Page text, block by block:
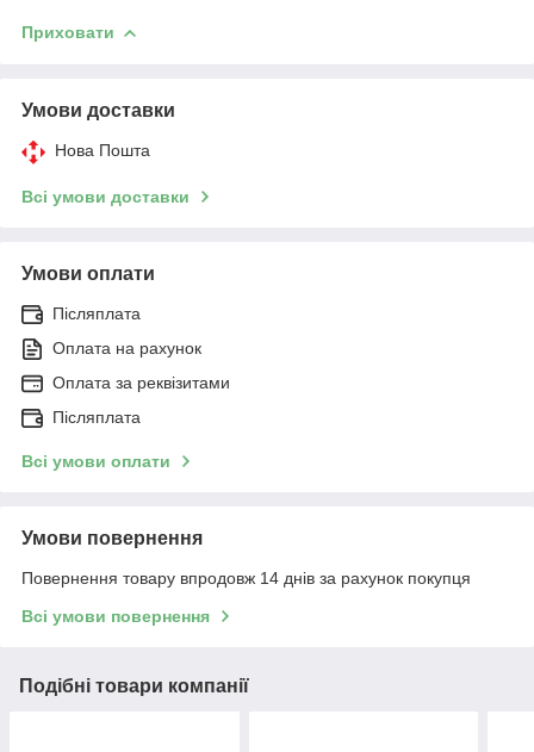
Приховати
Умови доставки
Нова Пошта
Всі умови доставки
Умови оплати
Післяплата
Оплата на рахунок
Оплата за реквізитами
Післяплата
Всі умови оплати
Умови повернення
Повернення товару впродовж 14 днів за рахунок покупця
Всі умови повернення
Подібні товари компанії